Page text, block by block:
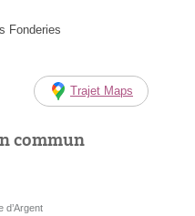
Fonderies
Trajet Maps
commun
d’Argent